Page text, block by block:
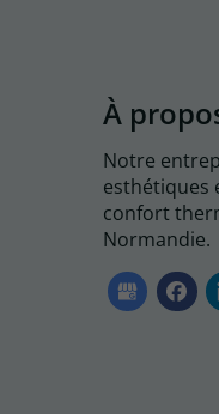
À
Notre
esthétiques
confort
Normandie.